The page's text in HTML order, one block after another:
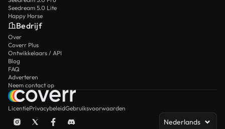
Seedream 5.0 Lite
Happy Horse
Bedrijf
Over
Coverr Plus
Ontwikkelaars / API
Blog
FAQ
Adverteren
Neem contact op
LicentiePrivacybeleidGebruiksvoorwaarden
Nederlands